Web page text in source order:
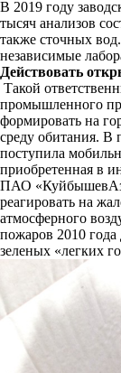
В 2019 году
тысяч анализов
также сточных
независимые
Действовать
Такой
промышленного
формировать на
среду обитания. В
поступила
приобретенная в
ПАО
реагировать на
атмосферного
пожаров 2010
зеленых «легких